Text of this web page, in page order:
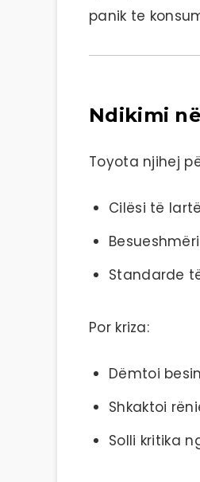
panik te
Ndikimi
Toyota njihej
Cilësi të lartë
Besueshmëri
Standarde
Por kriza:
Dëmtoi
Shkaktoi
Solli kritika